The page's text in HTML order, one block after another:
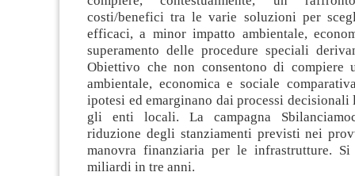
costi/benefici tra le varie soluzioni per
efficaci, a minor impatto ambientale,
superamento delle procedure speciali
Obiettivo che non consentono di compiere
ambientale, economica e sociale
ipotesi ed emarginano dai processi
gli enti locali. La campagna
riduzione degli stanziamenti previsti nei
manovra finanziaria per le infrastrutture.
miliardi in tre anni.